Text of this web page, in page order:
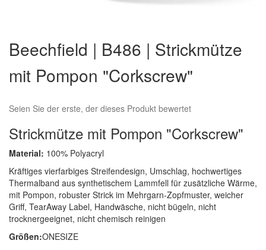
der
Bildergalerie
springen
Beechfield | B486 | Strickmütze
mit Pompon "Corkscrew"
Seien Sie der erste, der dieses Produkt bewertet
Strickmütze mit Pompon "Corkscrew"
Material: 100% Polyacryl
Kräftiges vierfarbiges Streifendesign, Umschlag, hochwertiges
Thermalband aus synthetischem Lammfell für zusätzliche Wärme,
mit Pompon, robuster Strick im Mehrgarn-Zopfmuster, weicher
Griff, TearAway Label, Handwäsche, nicht bügeln, nicht
trocknergeeignet, nicht chemisch reinigen
Größen:ONESIZE